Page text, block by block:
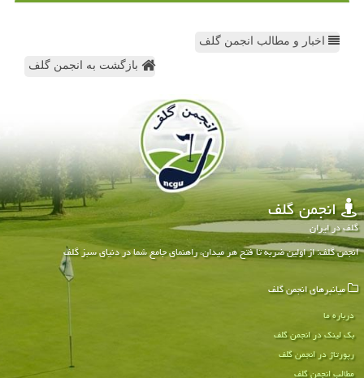
اخبار و مطالب انجمن گلف
بازگشت به انجمن گلف
انجمن گلف
گلف در ایران
انجمن گلف: از اولین ضربه تا فتح هر میدان، راهنمای جامع شما در دنیای سبز گلف
میانبرهای انجمن گلف
درباره ما
بک لینک در انجمن گلف
رپورتاژ در انجمن گلف
مطالب انجمن گلف